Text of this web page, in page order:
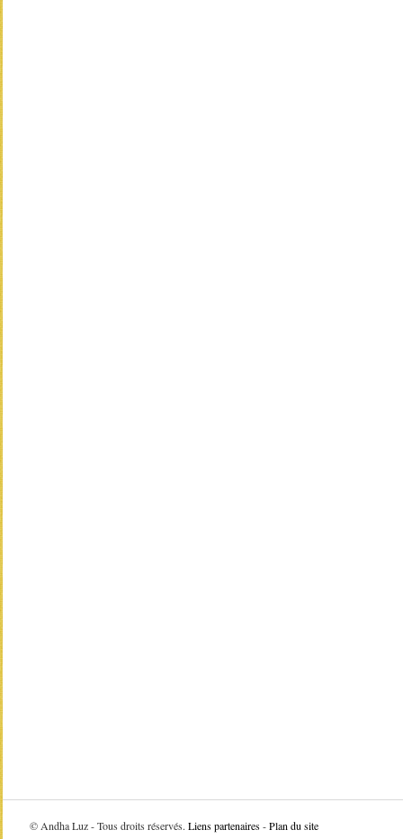
© Andha Luz - Tous droits réservés. Liens partenaires-Plan du site